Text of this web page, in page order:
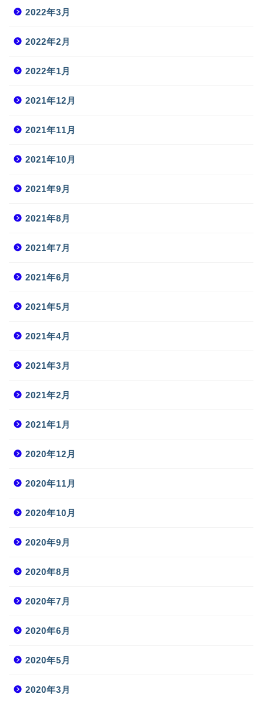
2022年3月
2022年2月
2022年1月
2021年12月
2021年11月
2021年10月
2021年9月
2021年8月
2021年7月
2021年6月
2021年5月
2021年4月
2021年3月
2021年2月
2021年1月
2020年12月
2020年11月
2020年10月
2020年9月
2020年8月
2020年7月
2020年6月
2020年5月
2020年3月